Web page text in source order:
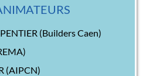
(Builders Caen)
(AIPCN)